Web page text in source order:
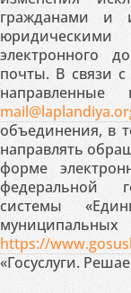
гражданами и
электронного
почты. В связи
объединения, в
направлять
форме
федеральной
системы
https://
«Госуслуги.